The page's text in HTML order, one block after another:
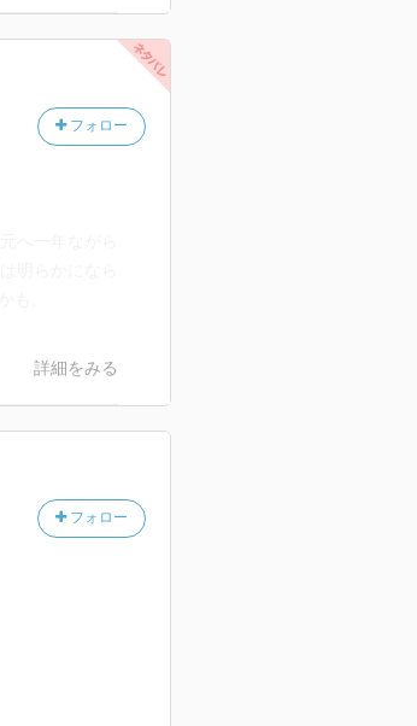
フォロー
詳細をみる
フォロー